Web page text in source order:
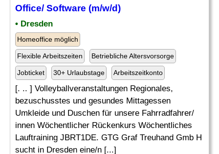
Office/ Software (m/w/d)
• Dresden
Homeoffice möglich
Flexible Arbeitszeiten Betriebliche Altersvorsorge
Jobticket 30+ Urlaubstage Arbeitszeitkonto
[. .. ] Volleyballveranstaltungen Regionales,
bezuschusstes und gesundes Mittagessen
Umkleide und Duschen für unsere Fahrradfahrer/
innen Wöchentlicher Rückenkurs Wöchentliches
Lauftraining JBRT1DE. GTG Graf Treuhand Gmb H
sucht in Dresden eine/n [...]